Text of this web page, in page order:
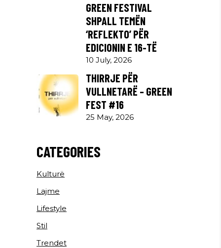
GREEN FESTIVAL
SHPALL TEMËN
‘REFLEKTO’ PËR
EDICIONIN E 16-TË
10 July, 2026
THIRRJE PËR
VULLNETARË – GREEN
FEST #16
25 May, 2026
CATEGORIES
Kulturë
Lajme
Lifestyle
Stil
Trendet